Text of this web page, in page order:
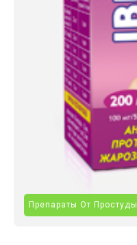
Препараты От Простуды